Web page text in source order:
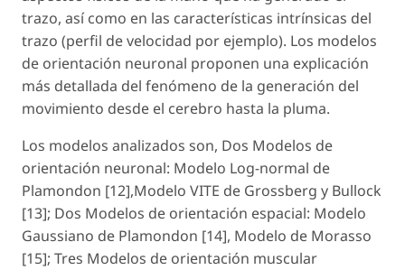
trazo, así como en las características intrínsicas del
trazo (perfil de velocidad por ejemplo). Los modelos
de orientación neuronal proponen una explicación
más detallada del fenómeno de la generación del
movimiento desde el cerebro hasta la pluma.
Los modelos analizados son, Dos Modelos de
orientación neuronal: Modelo Log-normal de
Plamondon [12],Modelo VITE de Grossberg y Bullock
[13]; Dos Modelos de orientación espacial: Modelo
Gaussiano de Plamondon [14], Modelo de Morasso
[15]; Tres Modelos de orientación muscular